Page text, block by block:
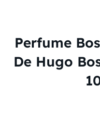
Perfume
De Hugo